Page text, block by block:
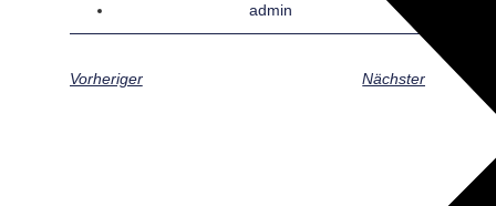
admin
Vorheriger Nächster